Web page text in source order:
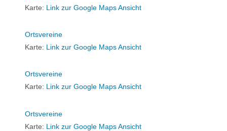
Karte: Link zur Google Maps Ansicht
Ortsvereine
Karte: Link zur Google Maps Ansicht
Ortsvereine
Karte: Link zur Google Maps Ansicht
Ortsvereine
Karte: Link zur Google Maps Ansicht